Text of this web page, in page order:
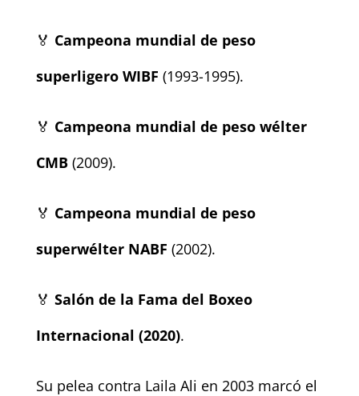
🏅 Campeona mundial de peso
superligero WIBF (1993-1995).
🏅 Campeona mundial de peso wélter
CMB(2009).
🏅 Campeona mundial de peso
superwélter NABF (2002).
🏅 Salón de la Fama del Boxeo
Internacional (2020).
Su pelea contra Laila Ali en 2003 marcó el